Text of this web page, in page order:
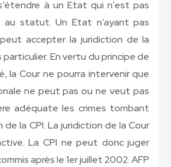
à un Etat qui n’est pas
au statut. Un Etat n’ayant pas
accepter la juridiction de la
particulier. En vertu du principe de
la Cour ne pourra intervenir que
ne peut pas ou ne veut pas
adéquate les crimes tombant
de la CPI. La juridiction de la Cour
La CPI ne peut donc juger
après le 1er juillet 2002.AFP